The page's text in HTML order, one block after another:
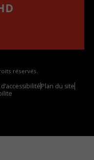
réservés.
Plan du site